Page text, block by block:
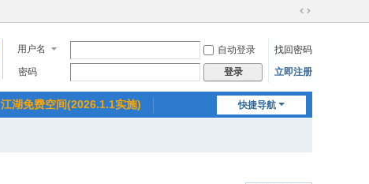
切
到
宽
用户名 自动登录
找回密码
密码
登录 立即注册
快捷导航
江湖免费空间(2026.1.1实施)